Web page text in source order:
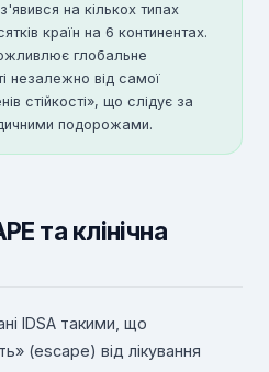
на кількох типах
країн на 6 континентах.
глобальне
незалежно від самої
стійкості», що слідує за
подорожами.
та клінічна
IDSA такими, що
(escape) від лікування